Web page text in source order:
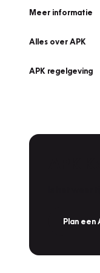
Meer informatie
Alles over APK
APK regelgeving
Plan een